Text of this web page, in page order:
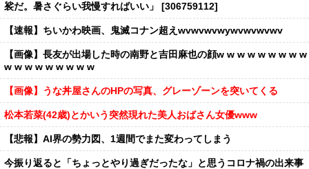
裟だ。暑さぐらい我慢すればいい」 [306759112]
【速報】ちいかわ映画、鬼滅コナン超えwvwvwvwywvwvwvwv
【画像】長友が出場した時の南野と吉田麻也の顔w w w w w w w w w
w w w w w w w w w
【画像】うな丼屋さんのHPの写真、グレーゾーンを突いてくる
松本若菜(42歳)とかいう突然現れた美人おばさん女優www
【悲報】AI界の勢力図、1週間でまた変わってしまう
今振り返ると「ちょっとやり過ぎだったな」と思うコロナ禍の出来事